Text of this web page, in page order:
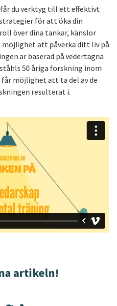
du verktyg till ett effektivt
för att öka din
över dina tankar, känslor
möjlighet att påverka ditt liv på
är baserad på vedertagna
50 åriga forskning inom
möjlighet att ta del av de
resulterat i.
artikeln!